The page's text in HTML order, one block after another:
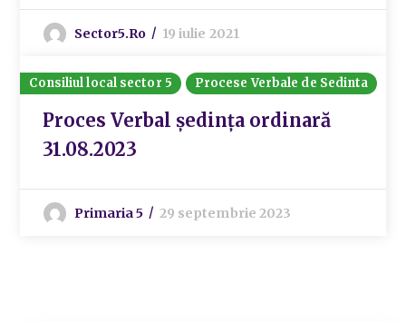
Sector5.ro 19 iulie 2021
Consiliul local sector 5 Procese Verbale de Sedinta
Proces Verbal ședința ordinară
31.08.2023
Primaria 5 29 septembrie 2023